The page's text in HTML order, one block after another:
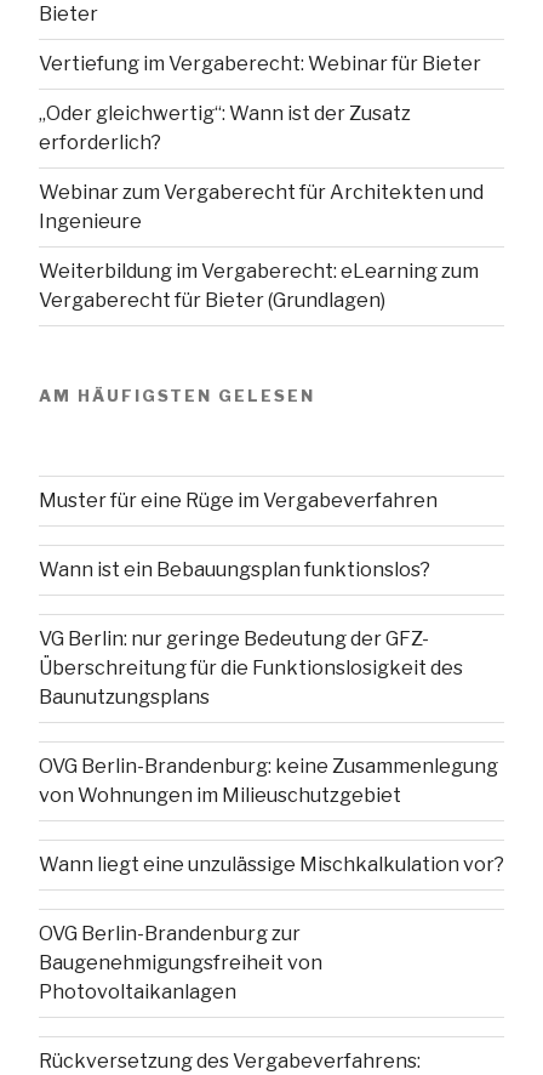
Bieter
Vertiefung im Vergaberecht: Webinar für Bieter
„Oder gleichwertig“: Wann ist der Zusatz
erforderlich?
Webinar zum Vergaberecht für Architekten und
Ingenieure
Weiterbildung im Vergaberecht: eLearning zum
Vergaberecht für Bieter (Grundlagen)
AM HÄUFIGSTEN GELESEN
Muster für eine Rüge im Vergabeverfahren
Wann ist ein Bebauungsplan funktionslos?
VG Berlin: nur geringe Bedeutung der GFZ-
Überschreitung für die Funktionslosigkeit des
Baunutzungsplans
OVG Berlin-Brandenburg: keine Zusammenlegung
von Wohnungen im Milieuschutzgebiet
Wann liegt eine unzulässige Mischkalkulation vor?
OVG Berlin-Brandenburg zur
Baugenehmigungsfreiheit von
Photovoltaikanlagen
Rückversetzung des Vergabeverfahrens: